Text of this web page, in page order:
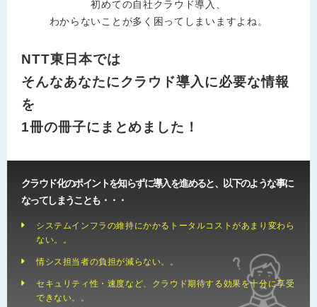
初めての自社クラウド導入、
わからないことが多く困ってしまいますよね。
NTT東日本では
そんなあなたにクラウド導入に必要な情報
を
1冊の冊子にまとめました！
クラウド化のポイントを知らずに導入を進めると、以下のような事に
なってしまうことも・・・
システムインフラの維持にかかるトータルコストがあまり変わら
ない。。
情シス担当者の負担が減らない。。
セキュリティ性・速度など、クラウド期待する効果を十分に享受
できない。。